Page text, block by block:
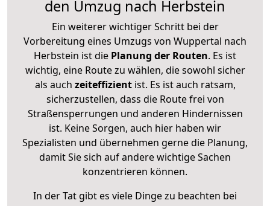
den Umzug nach Herbstein
Ein weiterer wichtiger Schritt bei der
Vorbereitung eines Umzugs von Wuppertal nach
Herbstein ist die Planung der Routen. Es ist
wichtig, eine Route zu wählen, die sowohl sicher
als auch zeiteffizientist. Es ist auch ratsam,
sicherzustellen, dass die Route frei von
Straßensperrungen und anderen Hindernissen
ist. Keine Sorgen, auch hier haben wir
Spezialisten und übernehmen gerne die Planung,
damit Sie sich auf andere wichtige Sachen
konzentrieren können.
In der Tat gibt es viele Dinge zu beachten bei